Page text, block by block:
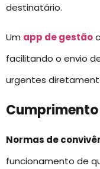
destinatário.
Um app de gestão
facilitando o envio
urgentes
Normas de
funcionamento de